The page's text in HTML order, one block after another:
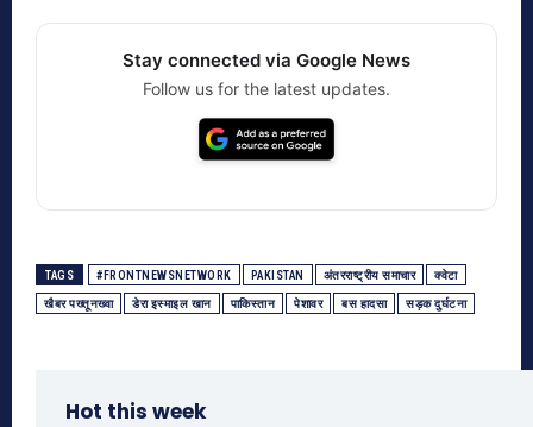
Stay connected via Google News
Follow us for the latest updates.
TAGS #FRONTNEWSNETWORK PAKISTAN अंतरराष्ट्रीय समाचार क्वेटा
खैबर पख्तूनख्वा डेरा इस्माइल खान पाकिस्तान पेशावर बस हादसा सड़क दुर्घटना
Hot this week